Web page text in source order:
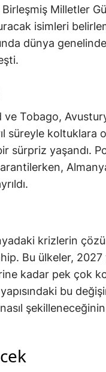
Milletler
isimleri
dünya
Tobago,
süreyle koltuklara
sürpriz yaşandı.
krizlerin
Bu ülkeler, 2027
kadar pek çok
bu